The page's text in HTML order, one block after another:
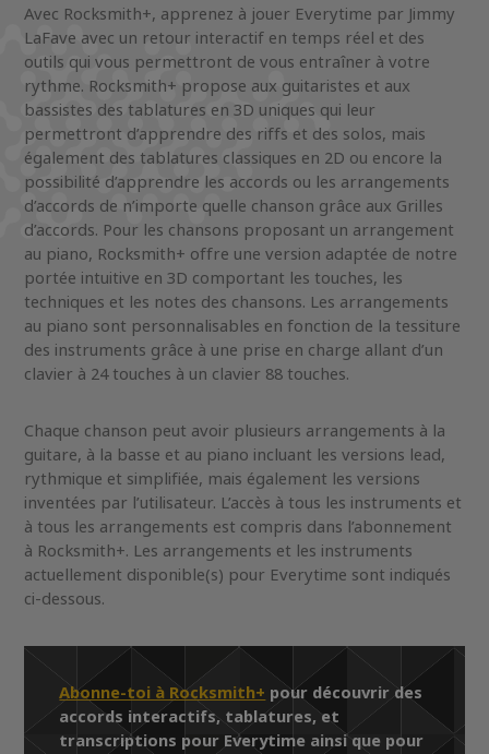
Avec Rocksmith+, apprenez à jouer Everytime par Jimmy
LaFave avec un retour interactif en temps réel et des
outils qui vous permettront de vous entraîner à votre
rythme. Rocksmith+ propose aux guitaristes et aux
bassistes des tablatures en 3D uniques qui leur
permettront d’apprendre des riffs et des solos, mais
également des tablatures classiques en 2D ou encore la
possibilité d’apprendre les accords ou les arrangements
d’accords de n’importe quelle chanson grâce aux Grilles
d’accords. Pour les chansons proposant un arrangement
au piano, Rocksmith+ offre une version adaptée de notre
portée intuitive en 3D comportant les touches, les
techniques et les notes des chansons. Les arrangements
au piano sont personnalisables en fonction de la tessiture
des instruments grâce à une prise en charge allant d’un
clavier à 24 touches à un clavier 88 touches.
Chaque chanson peut avoir plusieurs arrangements à la
guitare, à la basse et au piano incluant les versions lead,
rythmique et simplifiée, mais également les versions
inventées par l’utilisateur. L’accès à tous les instruments et
à tous les arrangements est compris dans l’abonnement
à Rocksmith+. Les arrangements et les instruments
actuellement disponible(s) pour Everytime sont indiqués
ci-dessous.
Abonne-toi à Rocksmith+ pour découvrir des
accords interactifs, tablatures, et
transcriptions pour Everytime ainsi que pour